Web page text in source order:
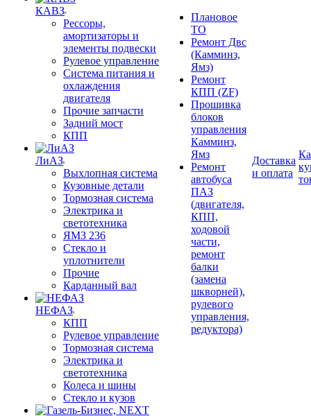
КАВЗ
Рессоры,
амортизаторы и
элементы подвески
Рулевое управление
Система питания и
охлаждения
двигателя
Прочие запчасти
Задний мост
КПП
ЛиАЗ
Выхлопная система
Кузовные детали
Тормозная система
Электрика и
светотехника
ЯМЗ 236
Стекло и
уплотнители
Прочие
Карданный вал
НЕФАЗ
КПП
Рулевое управление
Тормозная система
Электрика и
светотехника
Колеса и шины
Стекло и кузов
Плановое
ТО
Ремонт Двс
(Камминз,
Ямз)
Ремонт
КПП (ZF)
Прошивка
блоков
управления
Камминз,
Ямз
Ремонт
автобуса
ПАЗ
(двигателя,
КПП,
ходовой
части,
ремонт
балки
(замена
шкворней),
рулевого
управления,
редуктора)
Доставка
и оплата